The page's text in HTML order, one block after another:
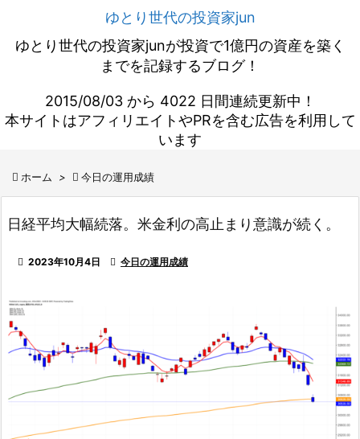
ゆとり世代の投資家jun
ゆとり世代の投資家junが投資で1億円の資産を築く
までを記録するブログ！
2015/08/03 から 4022 日間連続更新中！
本サイトはアフィリエイトやPRを含む広告を利用して
います
 ホーム >  今日の運用成績
日経平均大幅続落。米金利の高止まり意識が続く。
 2023年10月4日  今日の運用成績